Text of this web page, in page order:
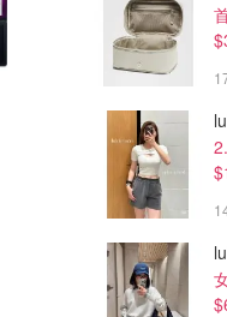
$699.99
Dyson Clean+Wash 卫生